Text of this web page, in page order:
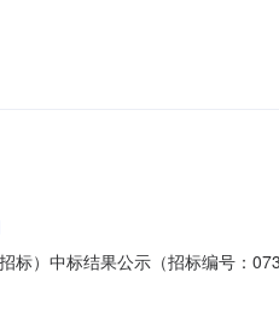
成1套软件开发，该软件分为综合
标）中标结果公示（招标编号：
mall.co